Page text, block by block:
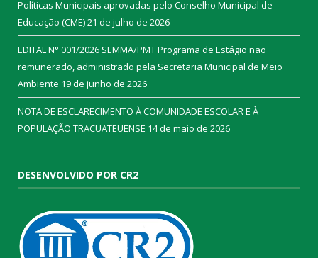
Políticas Municipais aprovadas pelo Conselho Municipal de
Educação (CME)21 de julho de 2026
EDITAL N° 001/2026 SEMMA/PMT Programa de Estágio não
remunerado, administrado pela Secretaria Municipal de Meio
Ambiente 19 de junho de 2026
NOTA DE ESCLARECIMENTO À COMUNIDADE ESCOLAR E À
POPULAÇÃO TRACUATEUENSE 14 de maio de 2026
DESENVOLVIDO POR CR2